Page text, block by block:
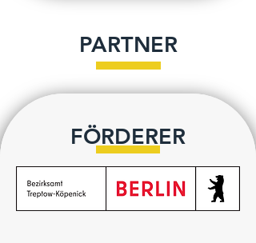
PARTNER
FÖRDERER